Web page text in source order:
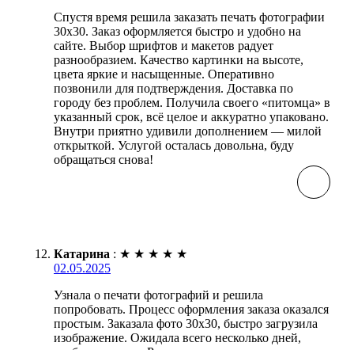
Спустя время решила заказать печать фотографии
30х30. Заказ оформляется быстро и удобно на
сайте. Выбор шрифтов и макетов радует
разнообразием. Качество картинки на высоте,
цвета яркие и насыщенные. Оперативно
позвонили для подтверждения. Доставка по
городу без проблем. Получила своего «питомца» в
указанный срок, всё целое и аккуратно упаковано.
Внутри приятно удивили дополнением — милой
открыткой. Услугой осталась довольна, буду
обращаться снова!
Катарина : ★ ★ ★ ★ ★
02.05.2025
Узнала о печати фотографий и решила
попробовать. Процесс оформления заказа оказался
простым. Заказала фото 30х30, быстро загрузила
изображение. Ожидала всего несколько дней,